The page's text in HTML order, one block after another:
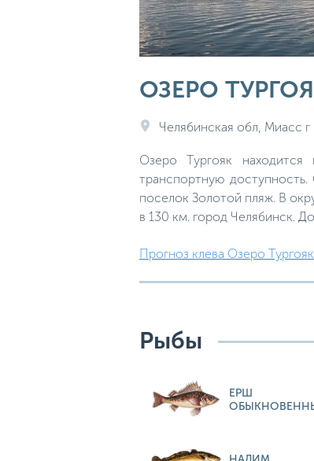
ОЗЕРО
Челябинская обл, Миасс г
Озеро Тургояк
транспортную
поселок Золотой пляж. В
в 130 км. город Челябинск.
Прогноз клева Озеро
Рыбы
ЕРШ